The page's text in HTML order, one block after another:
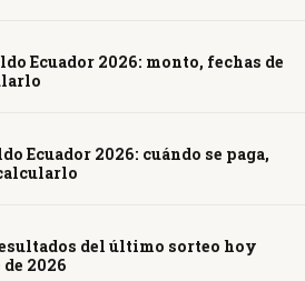
Ecuador 2026: monto, fechas de
Ecuador 2026: cuándo se paga,
del último sorteo hoy
de 2026